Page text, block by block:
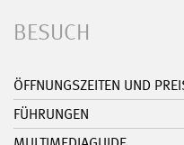
BESUCH
ÖFFNUNGSZEITEN UND
FÜHRUNGEN